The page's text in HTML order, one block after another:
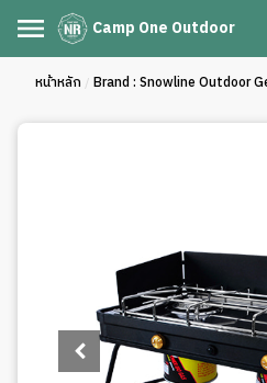
Camp One Outdoor
หน้าหลัก / Brand : Snowline Outdoor